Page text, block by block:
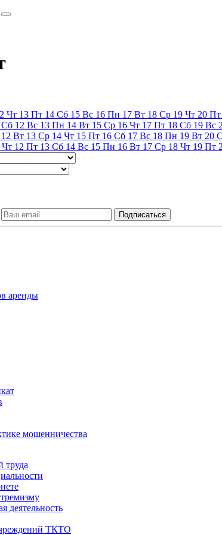
Чт 13 Пт 14 Сб 15 Вс 16 Пн 17 Вт 18 Ср 19 Чт 20 Пт
Сб 12 Вс 13 Пн 14 Вт 15 Ср 16 Чт 17 Пт 18 Сб 19 Вс
12 Вт 13 Ср 14 Чт 15 Пт 16 Сб 17 Вс 18 Пн 19 Вт 20
Чт 12 Пт 13 Сб 14 Вс 15 Пн 16 Вт 17 Ср 18 Чт 19 Пт
аренды
мошенничества
труда
деятельность
ТКТО